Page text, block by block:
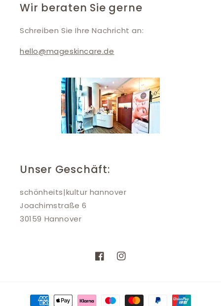
Wir beraten Sie gerne
Schreiben Sie Ihre Nachricht an:
hello@mageskincare.de
Unser Geschäft:
schönheits|kultur hannover
Joachimstraße 6
30159 Hannover
FacebookInstagram
Zahlungsmethoden